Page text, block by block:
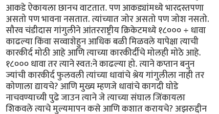
आकडे ऐकायला छानच वाटतात. पण आकड्यांमध्ये भारदस्तपणा
असतो पण भावना नसतात. त्यांच्यात जोर असतो पण जोश नसतो.
सौरव चंडीदास गांगुलीने आंतरराष्ट्रीय क्रिकेटमध्ये १८००० + धावा
काढल्या किंवा सव्वाशेहुन आधिक बळी मिळवले यापेक्षा त्याची
कारकीर्द मोठी आहे आणि त्याच्या कारकीर्दीचे मोलही मोठे आहे.
१८००० धावा तर त्याने स्वत:ने काढल्या हो. त्याने कप्तान बनुन
ज्यांची कारकीर्द फुलवली त्यांच्या धावांचे श्रेय गांगुलीला नाही तर
कोणाला द्यायचे? आणि मुख्य म्हणजे धावांचे कागदी घोडे
नाचवण्याच्यी पुढे जाउन त्याने जे त्याच्या संघाल जिंकायला
शिकवले त्याचे मुल्यमापन कसे आणि कशात करायचे? अझरुद्दीन